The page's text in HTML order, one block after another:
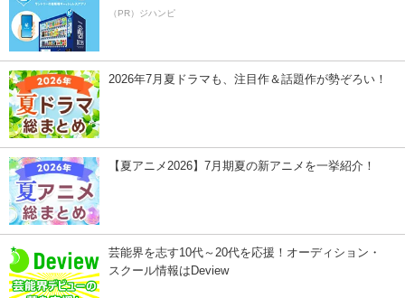
（PR）ジハンピ
2026年7月夏ドラマも、注目作＆話題作が勢ぞろい！
【夏アニメ2026】7月期夏の新アニメを一挙紹介！
芸能界を志す10代～20代を応援！オーディション・
スクール情報はDeview